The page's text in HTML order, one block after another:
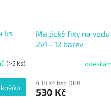
ks
(>5 ks)
Magické fixy na
2v1 - 12 barev
438 Kč bez DPH
530 Kč